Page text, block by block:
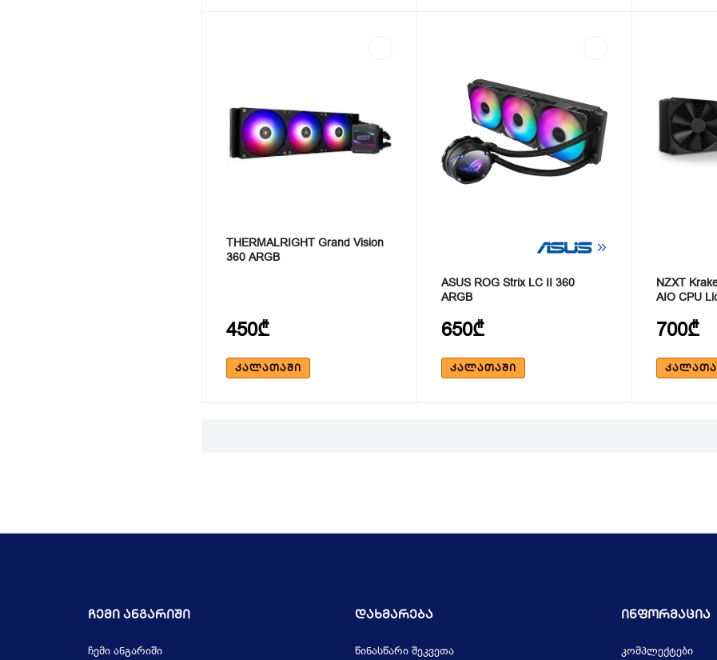
THERMALRIGHT Grand Vision
360 ARGB
450₾
ᲙᲐᲚᲐᲗᲐᲨᲘ
ASUS ROG Strix LC II 360
ARGB
650₾
ᲙᲐᲚᲐᲗᲐᲨᲘ
NZXT
AIO CPU
700₾
Ჩემი Ანგარიში
ჩემი ანგარიში
Დახმარება
წინასწარი შეკვეთა
Ინფორმაცია
კომპლექტები